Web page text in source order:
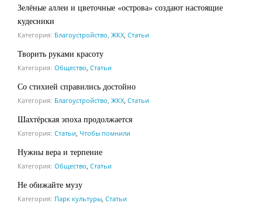
Зелёные аллеи и цветочные «острова» создают настоящие
кудесники
Категория: Благоустройство, ЖКХ Статьи
Творить руками красоту
Категория: Общество Статьи
Со стихией справились достойно
Категория: Благоустройство, ЖКХ Статьи
Шахтёрская эпоха продолжается
Категория: Статьи Чтобы помнили
Нужны вера и терпение
Категория: Общество Статьи
Не обижайте музу
Категория: Парк культуры Статьи